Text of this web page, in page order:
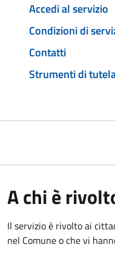
Accedi al servizio
Condizioni di
Contatti
Strumenti di
A chi è
Il servizio è rivolto ai
nel Comune o che vi